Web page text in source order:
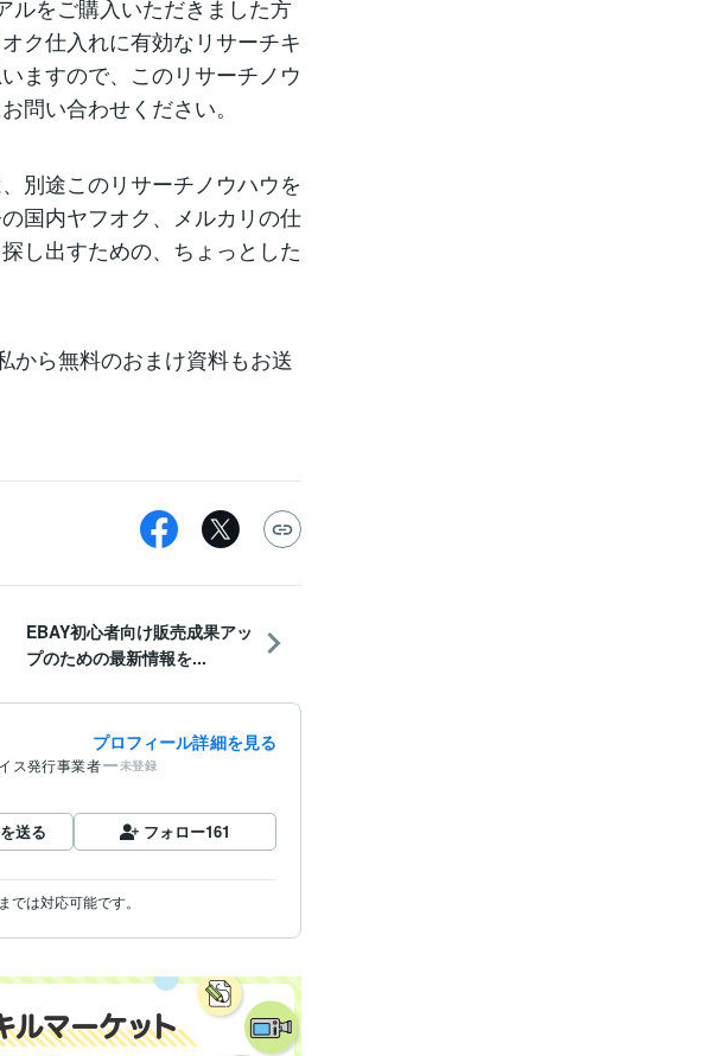
ルをご購入いただきました方
ク仕入れに有効なリサーチキ
ますので、このリサーチノウ
問い合わせください。
別途このリサーチノウハウを
国内ヤフオク、メルカリの仕
し出すための、ちょっとした
から無料のおまけ資料もお送
EBAY初心者向け販売成果アッ
プのための最新情報を...
プロフィール詳細を見る
ス発行事業者 未登録
送る フォロー161
は対応可能です。